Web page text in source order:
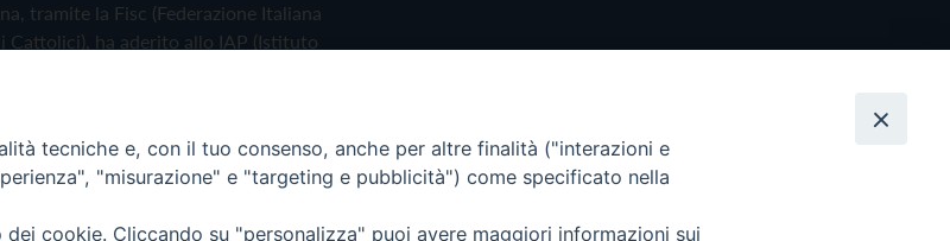
tramite la Fisc (Federazione Italiana
Cattolici), ha aderito allo IAP (Istituto
Cookie Policy
tecniche e, con il tuo consenso, anche per altre finalità ("interazioni e
"misurazione" e "targeting e pubblicità") come specificato nella
cookie. Cliccando su "personalizza" puoi avere maggiori informazioni sui